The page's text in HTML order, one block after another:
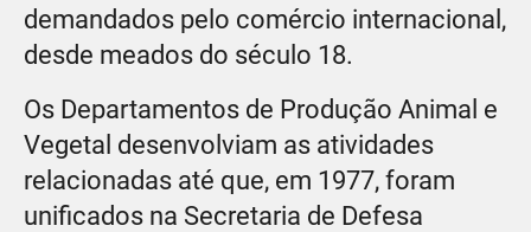
demandados pelo comércio internacional,
desde meados do século 18.
Os Departamentos de Produção Animal e
Vegetal desenvolviam as atividades
relacionadas até que, em 1977, foram
unificados na Secretaria de Defesa